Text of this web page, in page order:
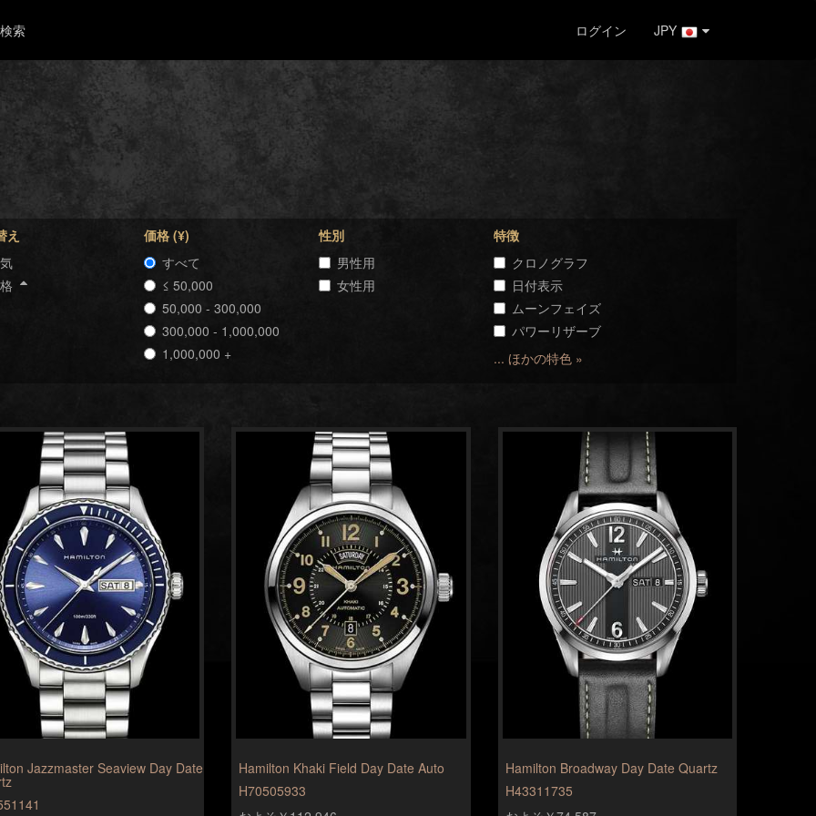
索 ログイン JPY
え
価格 (¥)
すべて
≤ 50,000
50,000 - 300,000
300,000 - 1,000,000
1,000,000 +
性別
男性用
女性用
特徴
クロノグラフ
日付表示
ムーンフェイズ
パワーリザーブ
... ほかの特色 »
Jazzmaster Seaview Day Date
Hamilton Khaki Field Day Date Auto
H70505933
Hamilton Broadway Day Date Quartz
H43311735